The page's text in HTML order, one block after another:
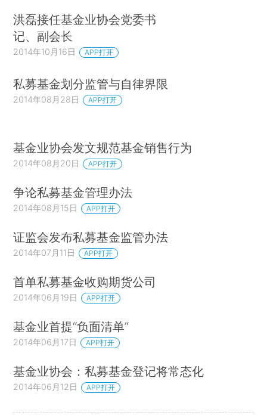
洪磊接任基金业协会党委书
记、副会长
2014年10月16日 APP打开
私募基金划分监管与自律界限
2014年08月28日 APP打开
基金业协会发文规范基金销售行为
2014年08月20日 APP打开
争论私募基金管理办法
2014年08月15日 APP打开
证监会发布私募基金监管办法
2014年07月11日 APP打开
首单私募基金收购期货公司
2014年06月19日 APP打开
基金业首提“负面清单”
2014年06月17日 APP打开
基金业协会：私募基金登记将常态化
2014年06月12日 APP打开